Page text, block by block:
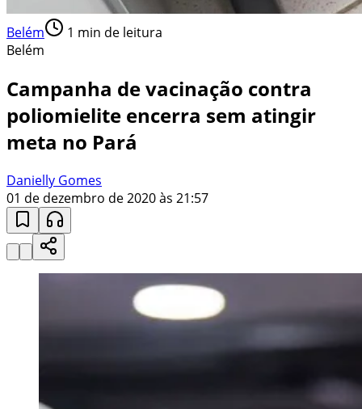
Belém 1 min de leitura
Belém
Campanha de vacinação contra
poliomielite encerra sem atingir
meta no Pará
Danielly Gomes
01 de dezembro de 2020 às 21:57